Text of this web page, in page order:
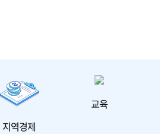
지역경제
교육